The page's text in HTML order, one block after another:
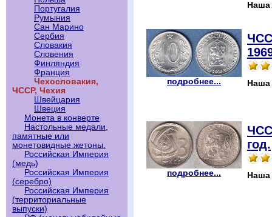
Португалия
Румыния
Сан Марино
Сербия
Словакия
Словения
Финляндия
Франция
Чехословакия,
ЧССР, Чехия
Швейцария
Швеция
Монета в конверте
Настольные медали,
памятные или
монетовидные жетоны.
Российская Империя
(медь)
Российская Империя
(серебро)
Российская Империя
(территориальные
выпуски)
Наша
подробнее... Наша
подробнее...
год.
Наша